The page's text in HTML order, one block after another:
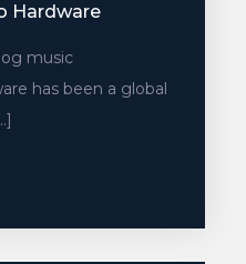
Hardware
music
has been a global